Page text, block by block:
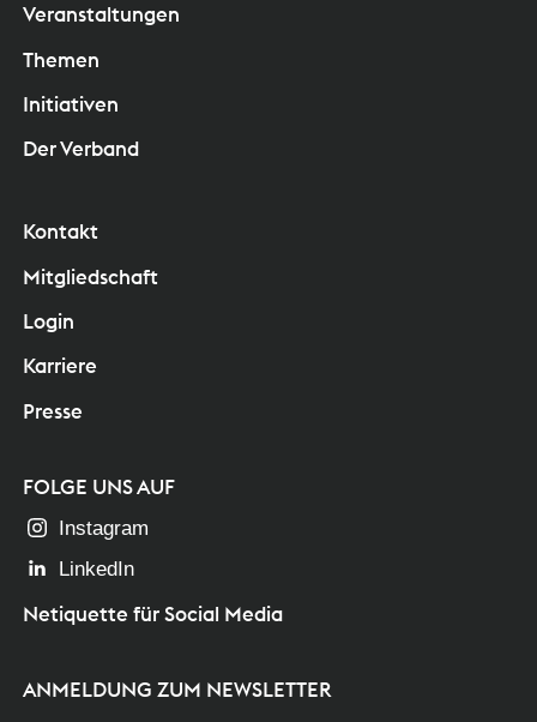
Veranstaltungen
Themen
Initiativen
Der Verband
Kontakt
Mitgliedschaft
Login
Karriere
Presse
FOLGE UNS AUF
Instagram
LinkedIn
Netiquette für Social Media
ANMELDUNG ZUM NEWSLETTER